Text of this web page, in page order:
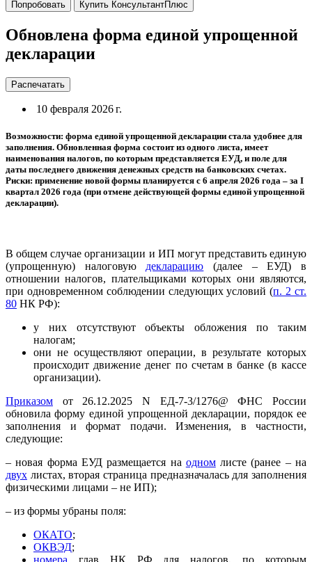
Попробовать Купить КонсультантПлюс
Обновлена форма единой упрощенной
декларации
Распечатать
10 февраля 2026 г.
Возможности: форма единой упрощенной декларации стала удобнее для
заполнения. Обновленная форма состоит из одного листа, имеет
наименования налогов, по которым представляется ЕУД, и поле для
даты последнего движения денежных средств на банковских счетах.
Риски: применение новой формы планируется с 6 апреля 2026 года – за I
квартал 2026 года (при отмене действующей формы единой упрощенной
декларации).
В общем случае организации и ИП могут представить единую
(упрощенную) налоговую декларацию (далее – ЕУД) в
отношении налогов, плательщиками которых они являются,
при одновременном соблюдении следующих условий (п. 2 ст.
80 НК РФ):
у них отсутствуют объекты обложения по таким
налогам;
они не осуществляют операции, в результате которых
происходит движение денег по счетам в банке (в кассе
организации).
Приказом от 26.12.2025 N ЕД-7-3/1276@ ФНС России
обновила форму единой упрощенной декларации, порядок ее
заполнения и формат подачи. Изменения, в частности,
следующие:
– новая форма ЕУД размещается на одномлисте (ранее – на
двух листах, вторая страница предназначалась для заполнения
физическими лицами – не ИП);
– из формы убраны поля:
ОКАТО;
ОКВЭД;